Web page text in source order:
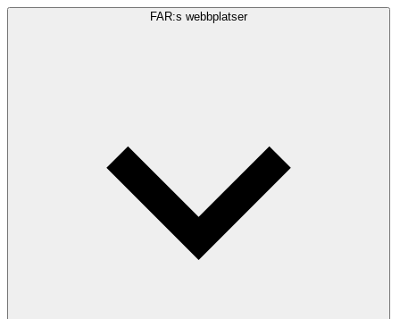
FAR:s webbplatser